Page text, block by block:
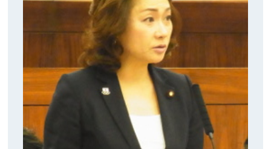
・過去の講演・活動レポート
（かぜおこし）プロジェクト
・マンスリー活動報告
・たかがい恵美子チャンネル
・たかがい恵美子の執筆活動
・未来を創る会通信